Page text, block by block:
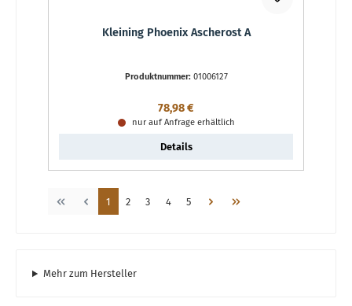
Kleining Phoenix Ascherost A
Produktnummer: 01006127
Regulärer Preis:
78,98 €
nur auf Anfrage erhältlich
Details
Seite
1 Seite
2 Seite
3 Seite
4 Seite
5
Mehr zum Hersteller